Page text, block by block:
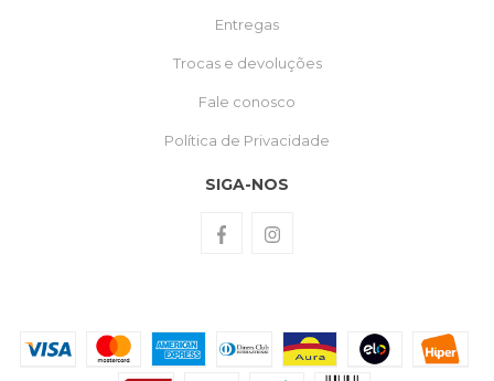
Entregas
Trocas e devoluções
Fale conosco
Política de Privacidade
SIGA-NOS